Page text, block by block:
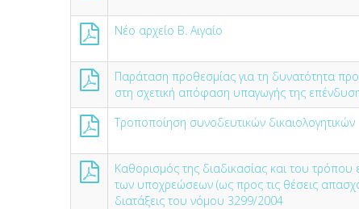
Νέο αρχείο Β. Αιγαίο
Παράταση προθεσμίας για τη δυνατότητα
στη σχετική απόφαση υπαγωγής της
Τροποποίηση συνοδευτικών δικαιολογητικών
Καθορισµός της διαδικασίας και του τρόπου
των υποχρεώσεων (ως προς τις θέσεις
διατάξεις του νόµου 3299/2004